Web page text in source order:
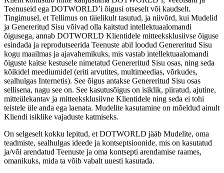
Teenuseid ega DOTWORLD’i õigusi otseselt või kaudselt.
Tingimusel, et Tellimus on täielikult tasutud, ja niivõrd, kui Mudelid
ja Genereritud Sisu võivad olla kaitstud intellektuaalomandi
õigusega, annab DOTWORLD Klientidele mitteeksklusiivse õiguse
esindada ja reprodutseerida Teenuste abil loodud Genereritud Sisu
kogu maailmas ja ajavahemikuks, mis vastab intellektuaalomandi
õiguste kaitse kestusele nimetatud Genereritud Sisu osas, ning seda
kõikidel meediumidel (eriti arvutites, multimeedias, võrkudes,
sealhulgas Internetis). See õigus antakse Genereritud Sisu osas
sellisena, nagu see on. See kasutusõigus on isiklik, piiratud, ajutine,
mitteülekantav ja mitteeksklusiivne Klientidele ning seda ei tohi
teistele üle anda ega laenata. Mudelite kasutamine on mõeldud ainult
Kliendi isiklike vajaduste katmiseks.
On selgeselt kokku lepitud, et DOTWORLD jääb Mudelite, oma
teadmiste, sealhulgas ideede ja kontseptsioonide, mis on kasutatud
ja/või arendatud Teenuste ja oma kontsepti arendamise raames,
omanikuks, mida ta võib vabalt uuesti kasutada.